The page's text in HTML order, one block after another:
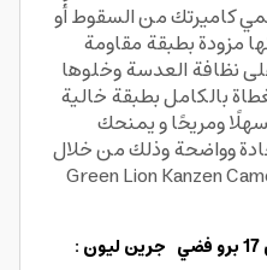
كاميرتك من السقوط أو
مزودة بطبقة مقاومة
نظافة العدسة وخلوها
بالكامل بطبقة خالية
ومريحًا و يمنحك
وواضحة وذلك من خلال
Green Lion Kanzen